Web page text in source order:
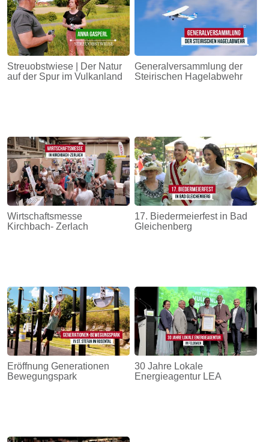
Streuobstwiese | Der Natur
auf der Spur im Vulkanland
Generalversammlung der
Steirischen Hagelabwehr
Wirtschaftsmesse
Kirchbach- Zerlach
17. Biedermeierfest in Bad
Gleichenberg
Eröffnung Generationen
Bewegungspark
30 Jahre Lokale
Energieagentur LEA